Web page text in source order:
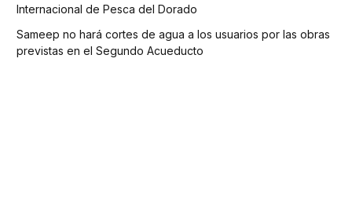
Internacional de Pesca del Dorado
Sameep no hará cortes de agua a los usuarios por las obras
previstas en el Segundo Acueducto